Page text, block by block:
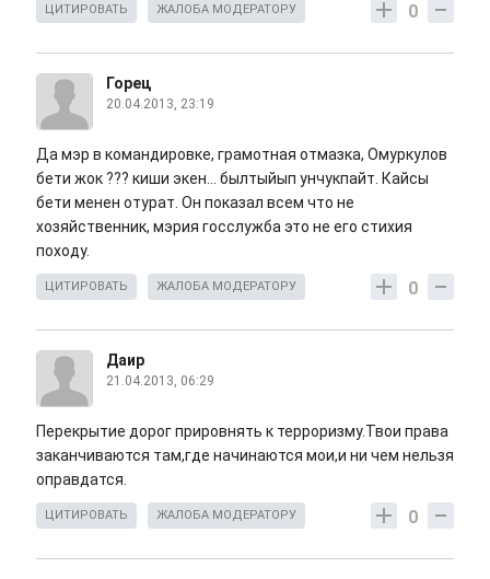
0
ЦИТИРОВАТЬ ЖАЛОБА МОДЕРАТОРУ
Горец
20.04.2013, 23:19
Да мэр в командировке, грамотная отмазка, Омуркулов
бети жок ??? киши экен... былтыйып унчукпайт. Кайсы
бети менен отурат. Он показал всем что не
хозяйственник, мэрия госслужба это не его стихия
походу.
0
ЦИТИРОВАТЬ ЖАЛОБА МОДЕРАТОРУ
Даир
21.04.2013, 06:29
Перекрытие дорог прировнять к терроризму.Твои права
заканчиваются там,где начинаются мои,и ни чем нельзя
оправдатся.
0
ЦИТИРОВАТЬ ЖАЛОБА МОДЕРАТОРУ